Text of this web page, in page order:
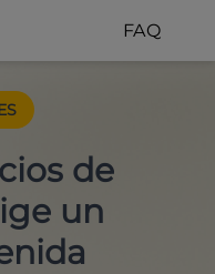
FAQ
de
un